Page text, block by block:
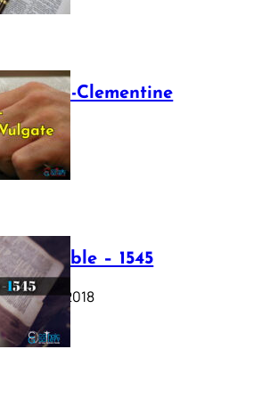
Sixto-Clementine
12, 2025
Bible – 1545
17, 2018